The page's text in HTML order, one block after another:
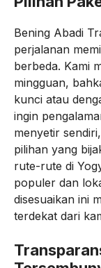
Bening Abadi
perjalanan
berbeda. Kami
mingguan,
kunci atau
ingin
menyetir
pilihan yang
rute-rute di
populer dan
disesuaikan ini
terdekat dari